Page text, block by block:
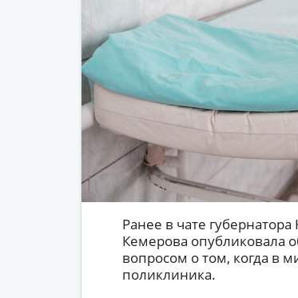
Ранее в чате
Кемерова опубликовала
вопросом о том, когда в
поликлиника.